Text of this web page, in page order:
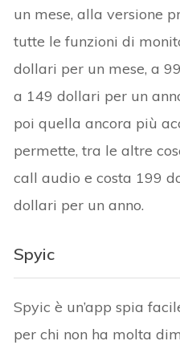
un mese, alla versione
tutte le funzioni di
dollari per un mese, a
a 149 dollari per un
poi quella ancora più
permette, tra le altre
call audio e costa 199
dollari per un anno.
Spyic
Spyic è un’app spia
per chi non ha molta